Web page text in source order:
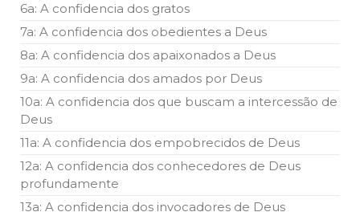
6a: A confidencia dos gratos
7a: A confidencia dos obedientes a Deus
8a: A confidencia dos apaixonados a Deus
9a: A confidencia dos amados por Deus
10a: A confidencia dos que buscam a intercessão de
Deus
11a: A confidencia dos empobrecidos de Deus
12a: A confidencia dos conhecedores de Deus
profundamente
13a: A confidencia dos invocadores de Deus